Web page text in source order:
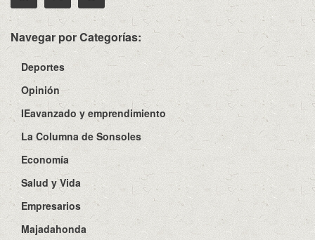
Navegar por Categorías:
Deportes
Opinión
IEavanzado y emprendimiento
La Columna de Sonsoles
Economía
Salud y Vida
Empresarios
Majadahonda